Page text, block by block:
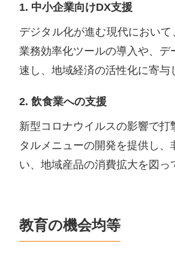
1. 中小企業向けDX支援
デジタル化が進む現代におい
業務効率化ツールの導入や、
速し、地域経済の活性化に寄与
2. 飲食業への支援
新型コロナウイルスの影響で
タルメニューの開発を提供し
い、地域産品の消費拡大を図っ
教育の機会均等